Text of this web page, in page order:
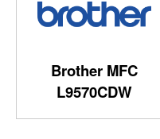
Brother MFC
L9570CDW